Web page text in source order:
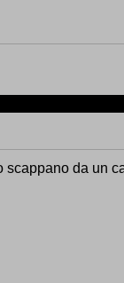
da un